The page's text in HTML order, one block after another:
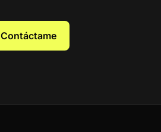
Contáctame